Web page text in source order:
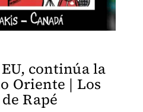
continúa la
Oriente | Los
Rapé